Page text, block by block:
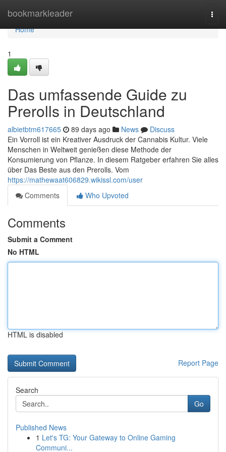
bookmarkleader
Home
Home
1
Das umfassende Guide zu
Prerolls in Deutschland
albietbtm617665 89 days ago News
Discuss
Ein Vorroll ist ein Kreativer Ausdruck der Cannabis Kultur. Viele
Menschen in Weltweit genießen diese Methode der
Konsumierung von Pflanze. In diesem Ratgeber erfahren Sie alles
über Das Beste aus den Prerolls. Vom
https://mathewaat606829.wikissl.com/user
Comments
Who Upvoted
Comments
Submit a Comment
No HTML
HTML is disabled
Report Page
Search
Go
Published News
1 Let's TG: Your Gateway to Online Gaming
Communi...